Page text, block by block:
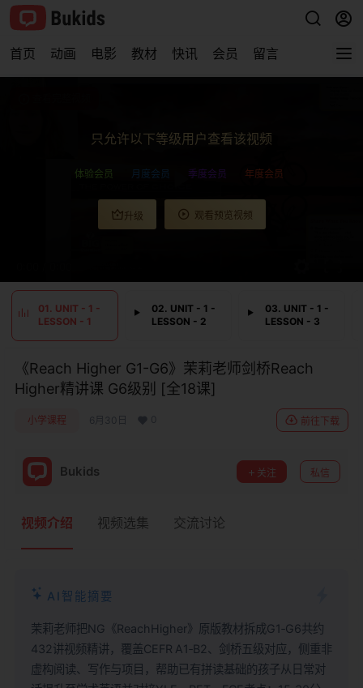
首页 动画 电影 教材 快讯 会员 留言
只允许以下等级用户查看该视频
体验会员 月度会员 季度会员 年度会员
升级 观看预览视频
01. UNIT - 1 -
LESSON - 1
02. UNIT - 1 -
LESSON - 2
03. UNIT - 1 -
LESSON - 3
《Reach Higher G1-G6》茉莉老师剑桥Reach
Higher精讲课 G6级别 [全18课]
小学课程 6月30日 前往下载
Bukids 关注 私信
视频介绍 视频选集 交流讨论
AI智能摘要
茉莉老师把NG《ReachHigher》原版教材拆成G1‑G6共约
432讲视频精讲，覆盖CEFR A1‑B2、剑桥五级对应，侧重非
虚构阅读、写作与项目，帮助已有拼读基础的孩子从日常对